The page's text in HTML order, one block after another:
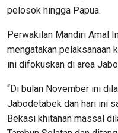
pelosok hingga Papua.
Perwakilan Mandiri Amal
mengatakan pelaksanaan
ini difokuskan di area
“Di bulan November ini
Jabodetabek dan hari ini
Bekasi khitanan massal